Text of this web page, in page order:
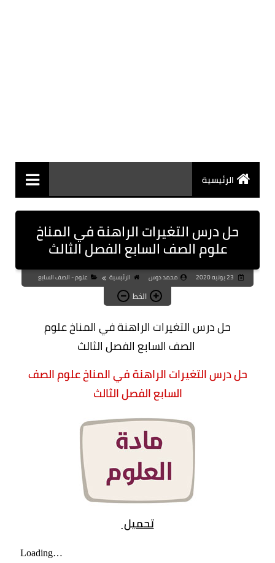
الرئيسية
حل درس التغيرات الراهنة في المناخ
علوم الصف السابع الفصل الثالث
محمد دوس الرئيسية علوم - الصف السابع
الخط
حل درس التغيرات الراهنة في المناخ علوم
الصف السابع الفصل الثالث
حل درس التغيرات الراهنة في المناخ علوم الصف
السابع الفصل الثالث
تحميل